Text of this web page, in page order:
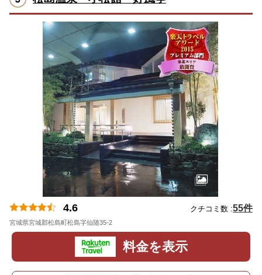
4.6 クチコミ数 :55件
宮城県宮城郡松島町松島字仙随35-2
料金を表示